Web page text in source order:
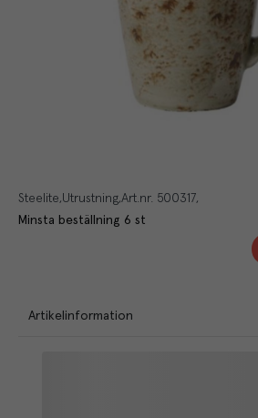
Steelite Utrustning Art.nr. 500317
Minsta beställning 6 st
Artikelinformation